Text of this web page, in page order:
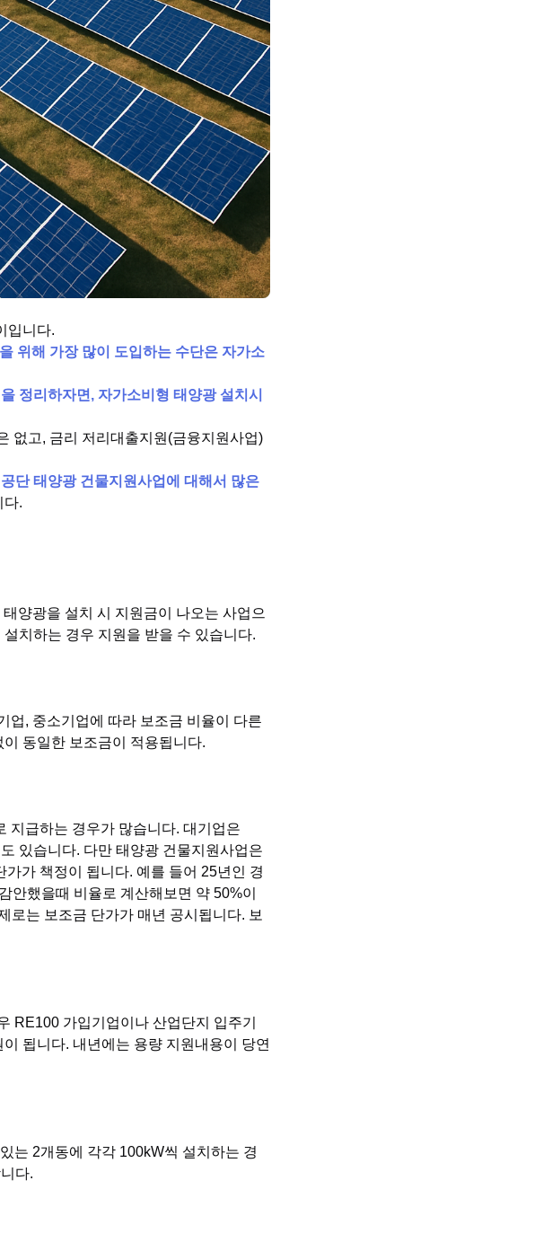
입니다.
위해 가장 많이 도입하는 수단은 자가소
정리하자면, 자가소비형 태양광 설치시
없고, 금리 저리대출지원(금융지원사업)
단 태양광 건물지원사업에 대해서 많은
다.
양광을 설치 시 지원금이 나오는 사업으
치하는 경우 지원을 받을 수 있습니다.
업, 중소기업에 따라 보조금 비율이 다른
동일한 보조금이 적용됩니다.
지급하는 경우가 많습니다. 대기업은
있습니다. 다만 태양광 건물지원사업은
가 책정이 됩니다. 예를 들어 25년인 경
안했을때 비율로 계산해보면 약 50%이
로는 보조금 단가가 매년 공시됩니다. 보
RE100 가입기업이나 산업단지 입주기
됩니다. 내년에는 용량 지원내용이 당연
는 2개동에 각각 100kW씩 설치하는 경
다.